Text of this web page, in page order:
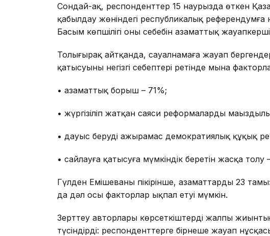
Сондай-ақ, респонденттер 15 наурызда өткен
қабылдау жөніндегі республикалық референдумға
Басым көпшілігің оның себебін азаматтық
Толығырақ айтқанда, сауалнамаға жауап
қатысуының негізгі себептері ретінде мына
• азаматтық борыш – 71%;
• жүргізіліп жатқан саяси реформалардың
• дауыс беруді ажырамас демократиялық құқық
• сайлауға қатысуға мүмкіндік беретін жасқа толу
Гүлден Емішеваның пікірінше, азаматтардың 23
да дәл осы факторлар ықпал етуі мүмкін.
Зерттеу авторлары көрсеткіштердің жалпы
түсіндірді: респонденттерге бірнеше жауап